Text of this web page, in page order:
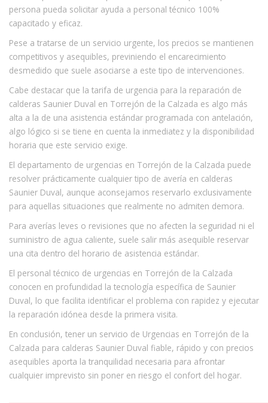
persona pueda solicitar ayuda a personal técnico 100%
capacitado y eficaz.
Pese a tratarse de un servicio urgente, los precios se mantienen
competitivos y asequibles, previniendo el encarecimiento
desmedido que suele asociarse a este tipo de intervenciones.
Cabe destacar que la tarifa de urgencia para la reparación de
calderas Saunier Duval en Torrejón de la Calzada es algo más
alta a la de una asistencia estándar programada con antelación,
algo lógico si se tiene en cuenta la inmediatez y la disponibilidad
horaria que este servicio exige.
El departamento de urgencias en Torrejón de la Calzada puede
resolver prácticamente cualquier tipo de avería en calderas
Saunier Duval, aunque aconsejamos reservarlo exclusivamente
para aquellas situaciones que realmente no admiten demora.
Para averías leves o revisiones que no afecten la seguridad ni el
suministro de agua caliente, suele salir más asequible reservar
una cita dentro del horario de asistencia estándar.
El personal técnico de urgencias en Torrejón de la Calzada
conocen en profundidad la tecnología específica de Saunier
Duval, lo que facilita identificar el problema con rapidez y ejecutar
la reparación idónea desde la primera visita.
En conclusión, tener un servicio de Urgencias en Torrejón de la
Calzada para calderas Saunier Duval fiable, rápido y con precios
asequibles aporta la tranquilidad necesaria para afrontar
cualquier imprevisto sin poner en riesgo el confort del hogar.